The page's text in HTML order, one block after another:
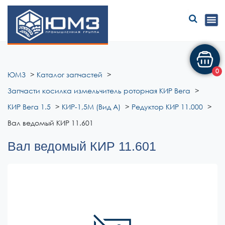
ЮМЗ
ЮМЗ
Каталог запчастей
Запчасти косилка измельчитель роторная КИР Вега
КИР Вега 1.5
КИР-1,5М (Вид А)
Редуктор КИР 11.000
Вал ведомый КИР 11.601
Вал ведомый КИР 11.601
0